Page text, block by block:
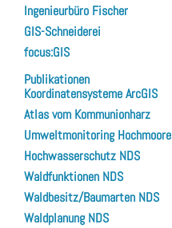
Ingenieurbüro Fischer
GIS-Schneiderei
focus:GIS
Publikationen
Koordinatensysteme ArcGIS
Atlas vom Kommunionharz
Umweltmonitoring Hochmoore
Hochwasserschutz NDS
Waldfunktionen NDS
Waldbesitz/Baumarten NDS
Waldplanung NDS